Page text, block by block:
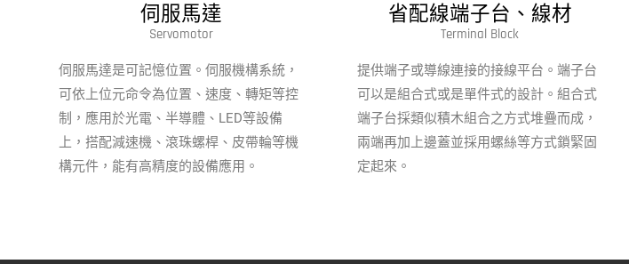
伺服馬達
Servomotor
伺服馬達是可記憶位置。伺服機構系統，
可依上位元命令為位置、速度、轉矩等控
制，應用於光電、半導體、LED等設備
上，搭配減速機、滾珠螺桿、皮帶輪等機
構元件，能有高精度的設備應用。
省配線端子台、線材
Terminal Block
提供端子或導線連接的接線平台。端子台
可以是組合式或是單件式的設計。組合式
端子台採類似積木組合之方式堆疊而成，
兩端再加上邊蓋並採用螺絲等方式鎖緊固
定起來。